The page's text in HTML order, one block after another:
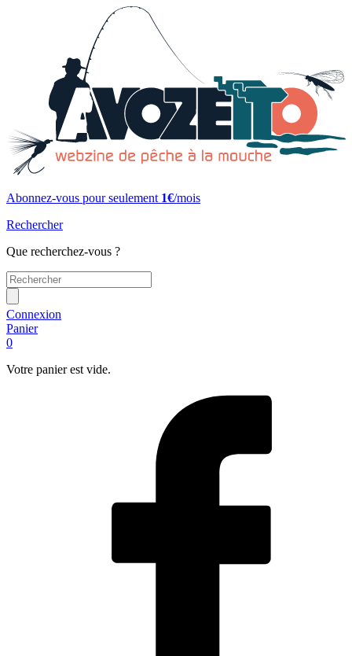
Abonnez-vous pour seulement 1€/mois
Rechercher
Que recherchez-vous ?
Connexion
Panier
0
Votre panier est vide.